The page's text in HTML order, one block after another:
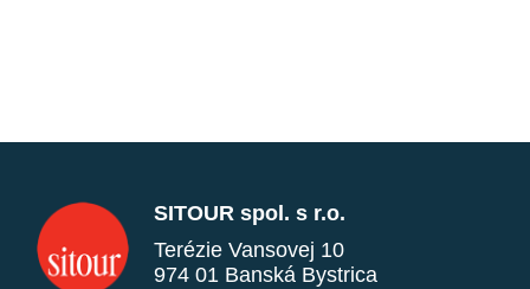
SITOUR spol. s r.o.
Terézie Vansovej 10
974 01 Banská Bystrica